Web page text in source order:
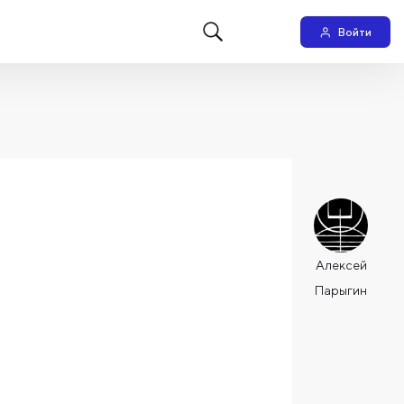
Войти
Алексей
Парыгин